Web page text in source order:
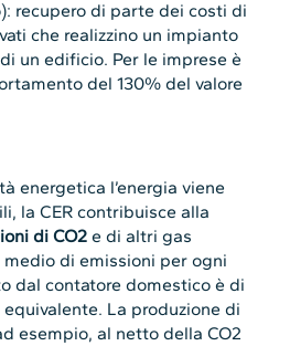
recupero di parte dei costi di
che realizzino un impianto
un edificio. Per le imprese è
del 130% del valore
energetica l’energia viene
la CER contribuisce alla
di CO2 e di altri gas
di emissioni per ogni
dal contatore domestico è di
La produzione di
esempio, al netto della CO2